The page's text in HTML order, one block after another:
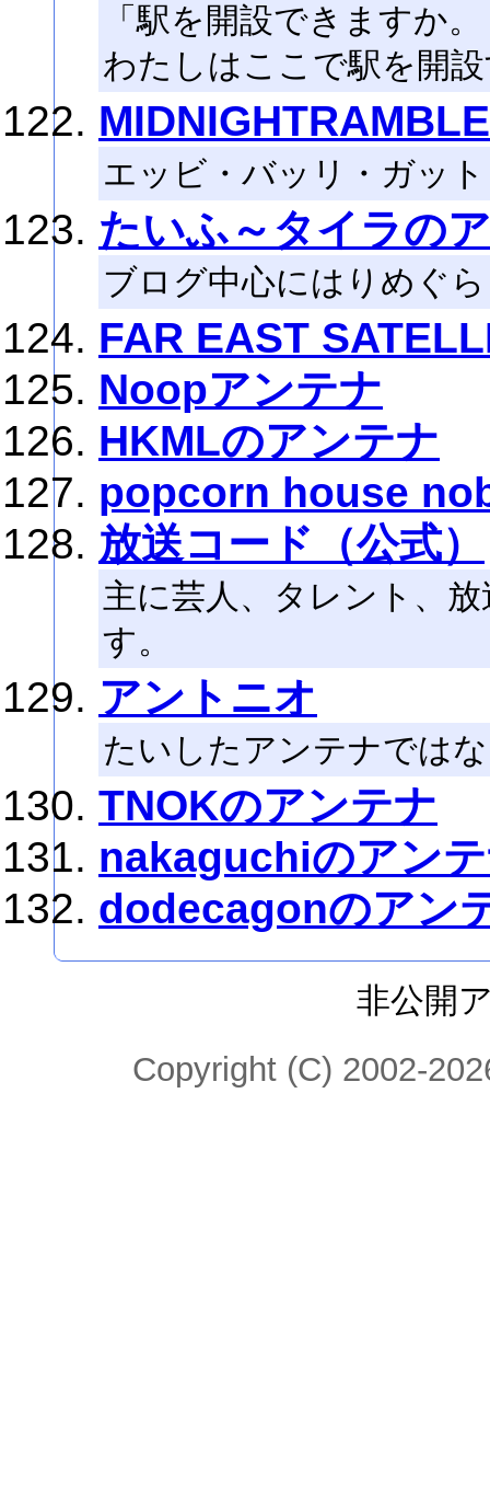
「駅を開設できますか。
わたしはここで駅を開
エッビ・バッリ・ガッ
たいふ～タイラの
ブログ中心にはりめぐ
FAR EAST
Noopアンテナ
HKMLのアンテナ
popcorn house
放送コード（公式）
主に芸人、タレント、
す。
アントニオ
たいしたアンテナでは
TNOKのアンテナ
nakaguchiのアン
dodecagonのアン
非公開
Copyright (C) 2002-